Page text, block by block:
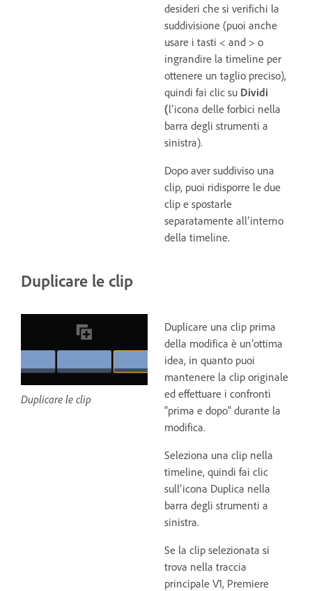
desideri che si verifichi la
suddivisione (puoi anche
usare i tasti < and > o
ingrandire la timeline per
ottenere un taglio preciso),
quindi fai clic su Dividi
(l’icona delle forbici nella
barra degli strumenti a
sinistra).
Dopo aver suddiviso una
clip, puoi ridisporre le due
clip e spostarle
separatamente all’interno
della timeline.
Duplicare le clip
Duplicare le clip
Duplicare una clip prima
della modifica è un’ottima
idea, in quanto puoi
mantenere la clip originale
ed effettuare i confronti
"prima e dopo" durante la
modifica.
Seleziona una clip nella
timeline, quindi fai clic
sull’icona Duplica nella
barra degli strumenti a
sinistra.
Se la clip selezionata si
trova nella traccia
principale V1, Premiere